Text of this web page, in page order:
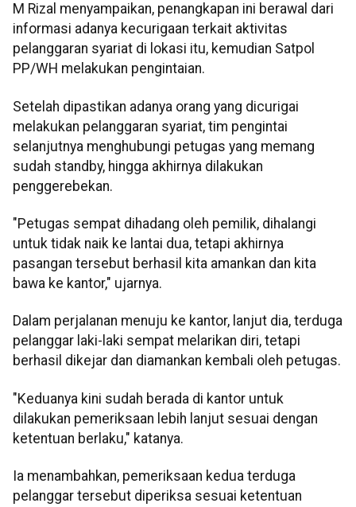
M Rizal menyampaikan, penangkapan ini berawal dari
informasi adanya kecurigaan terkait aktivitas
pelanggaran syariat di lokasi itu, kemudian Satpol
PP/WH melakukan pengintaian.
Setelah dipastikan adanya orang yang dicurigai
melakukan pelanggaran syariat, tim pengintai
selanjutnya menghubungi petugas yang memang
sudah standby, hingga akhirnya dilakukan
penggerebekan.
"Petugas sempat dihadang oleh pemilik, dihalangi
untuk tidak naik ke lantai dua, tetapi akhirnya
pasangan tersebut berhasil kita amankan dan kita
bawa ke kantor," ujarnya.
Dalam perjalanan menuju ke kantor, lanjut dia, terduga
pelanggar laki-laki sempat melarikan diri, tetapi
berhasil dikejar dan diamankan kembali oleh petugas.
"Keduanya kini sudah berada di kantor untuk
dilakukan pemeriksaan lebih lanjut sesuai dengan
ketentuan berlaku," katanya.
Ia menambahkan, pemeriksaan kedua terduga
pelanggar tersebut diperiksa sesuai ketentuan